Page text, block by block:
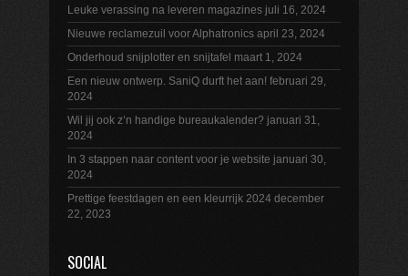
Leuke verassing na leveren magazines juli 16, 2024
Nieuwe reclamezuil voor Alphatronics april 23, 2024
Onderhoud snijplotter en snijtafel maart 1, 2024
Een nieuw ontwerp. SaniQ durft het aan! februari 29,
2024
Wil jij ook z’n handige bureaukalender? januari 31,
2024
In 3 stappen naar content voor je website januari 30,
2024
Prettige feestdagen en een kleurrijk 2024 december
22, 2023
SOCIAL